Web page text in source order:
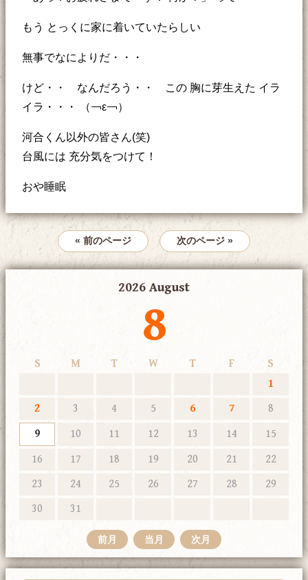
もう とっくに家に着いていたらしい
無事でなによりだ・・・
けど・・ なんだろう・・ この 胸に芽生えた イラ
イラ・・・ （￢ε￢）
河合くん以外の皆さん(笑)
台風には 充分気をつけて！
おや睡眠
« 前のページ 次のページ »
2026 August
8
S M T W T F
S
1
2
3 4 5 6 7
8
9
10 11 12 13 14
15
16
17 18 19 20 21
22
23
24 25 26 27 28
29
30
31
前月 当月 次月